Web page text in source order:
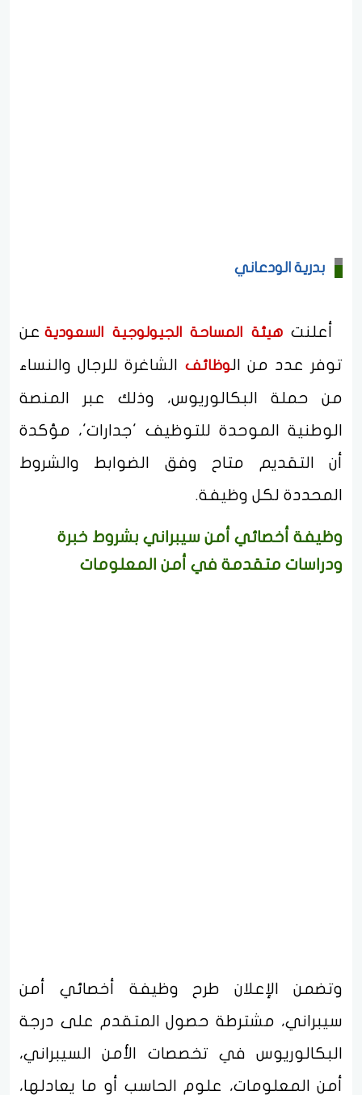
بدرية الودعاني
أعلنتهيئة المساحة الجيولوجية السعودية عن
توفر عدد من الوظائف الشاغرة للرجال والنساء
من حملة البكالوريوس، وذلك عبر المنصة
الوطنية الموحدة للتوظيف 'جدارات'، مؤكدة
أن التقديم متاح وفق الضوابط والشروط
المحددة لكل وظيفة.
وظيفة أخصائي أمن سيبراني بشروط خبرة
ودراسات متقدمة في أمن المعلومات
وتضمن الإعلان طرح وظيفة أخصائي أمن
سيبراني، مشترطة حصول المتقدم على درجة
البكالوريوس في تخصصات الأمن السيبراني،
أمن المعلومات، علوم الحاسب أو ما يعادلها،